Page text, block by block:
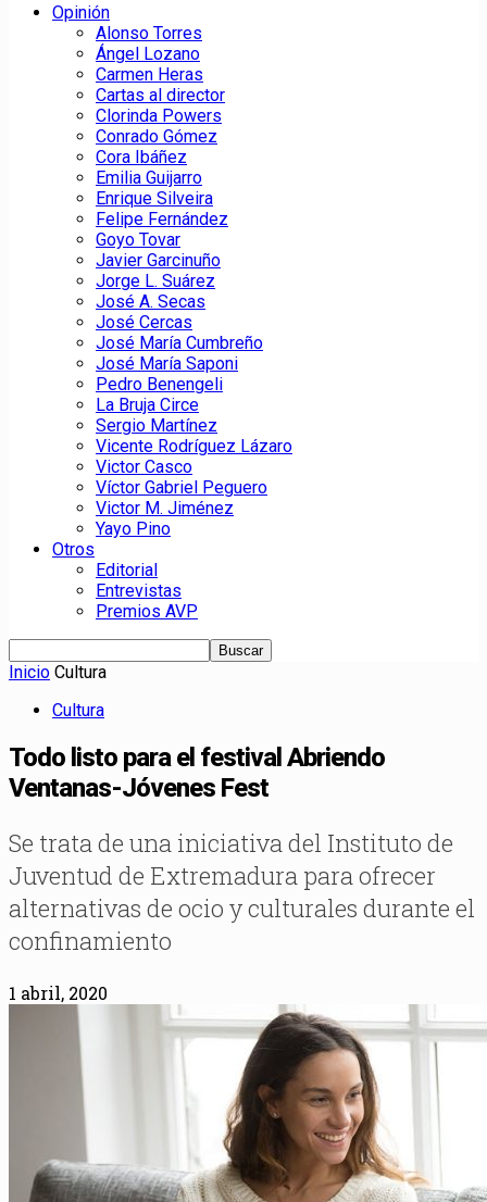
Opinión
Alonso Torres
Ángel Lozano
Carmen Heras
Cartas al director
Clorinda Powers
Conrado Gómez
Cora Ibáñez
Emilia Guijarro
Enrique Silveira
Felipe Fernández
Goyo Tovar
Javier Garcinuño
Jorge L. Suárez
José A. Secas
José Cercas
José María Cumbreño
José María Saponi
Pedro Benengeli
La Bruja Circe
Sergio Martínez
Vicente Rodríguez Lázaro
Victor Casco
Víctor Gabriel Peguero
Victor M. Jiménez
Yayo Pino
Otros
Editorial
Entrevistas
Premios AVP
Inicio Cultura
Cultura
Todo listo para el festival Abriendo
Ventanas-Jóvenes Fest
Se trata de una iniciativa del Instituto de
Juventud de Extremadura para ofrecer
alternativas de ocio y culturales durante el
confinamiento
1 abril, 2020